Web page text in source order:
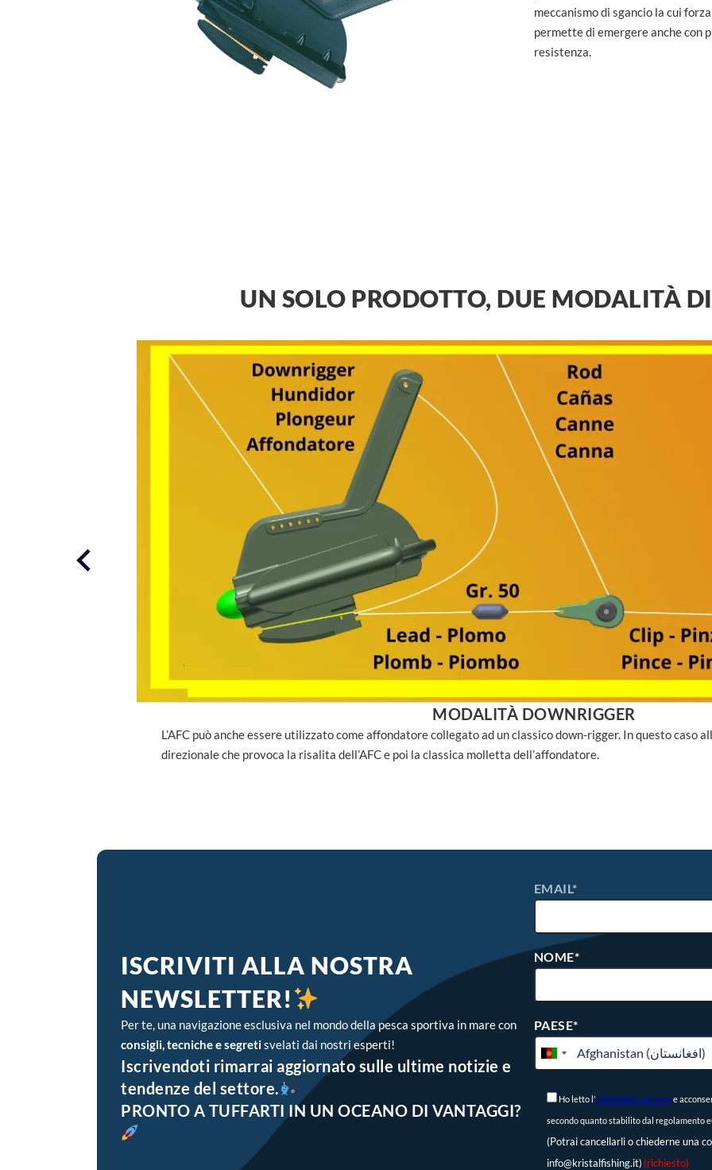
meccanismo di sgancio la cui
permette di emergere anche con
resistenza.
UN SOLO PRODOTTO, DUE MODALITÀ
Inserito sulla lenza della canna provoca anche a bassissima velocità la discesa dell’esca. La ferrata della
l’inversione di tendenza dell’AFC che torna a galla.
MODALITÀ PLANNER
ISCRIVITI ALLA NOSTRA
NEWSLETTER!
Per te, una navigazione esclusiva nel mondo della pesca sportiva in mare con
consigli, tecniche e segretisvelati dai nostri esperti!
Iscrivendoti rimarrai aggiornato sulle ultime notizie e
tendenze del settore.
PRONTO A TUFFARTI IN UN OCEANO DI VANTAGGI?
EMAIL*
NOME*
PAESE*
Ho letto l'informativa privacye
secondo quanto stabilito dal regolamento
(Potrai cancellarli o chiederne una
info@kristalfishing.it) (richiesto)